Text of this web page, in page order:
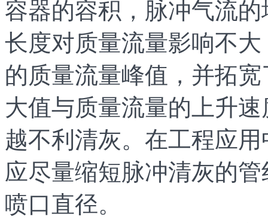
容器的容积，脉冲气流
长度对质量流量影响不
的质量流量峰值，并拓
大值与质量流量的上升
越不利清灰。在工程应
应尽量缩短脉冲清灰的
喷口直径。